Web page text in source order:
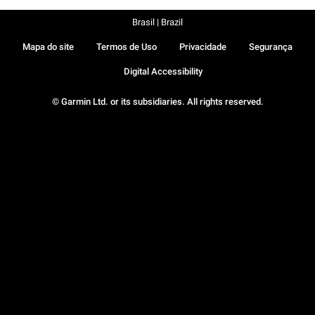
© Garmin Ltd. or its subsidiaries. All rights reserved.
Mapa do site Termos de Uso Privacidade Segurança
Digital Accessibility
Brasil | Brazil